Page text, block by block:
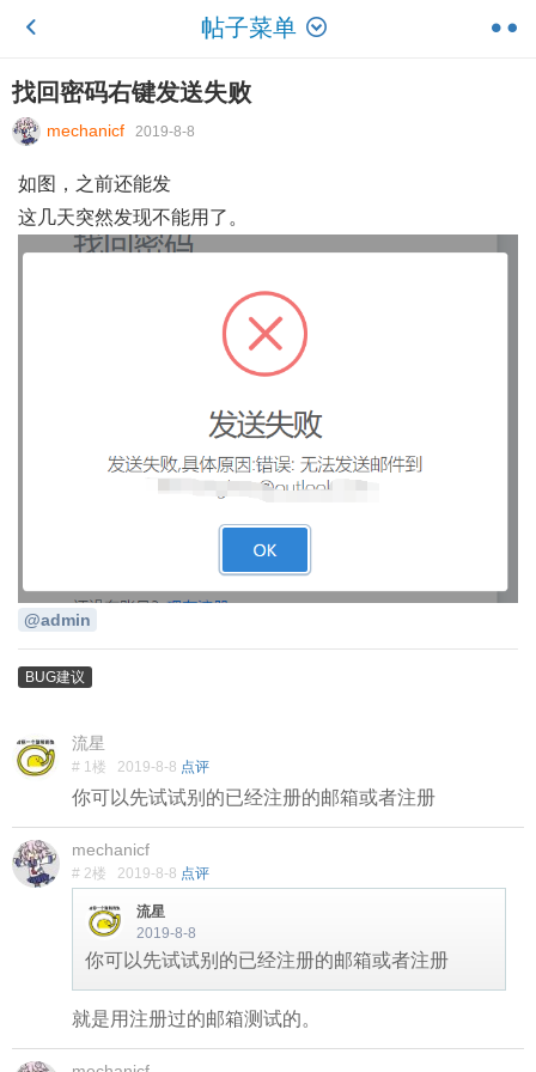
帖子菜单
找回密码右键发送失败
mechanicf 2019-8-8
如图，之前还能发
这几天突然发现不能用了。
@admin
BUG建议
流星
# 1楼 2019-8-8 点评
你可以先试试别的已经注册的邮箱或者注册
mechanicf
# 2楼 2019-8-8 点评
流星
2019-8-8
你可以先试试别的已经注册的邮箱或者注册
就是用注册过的邮箱测试的。